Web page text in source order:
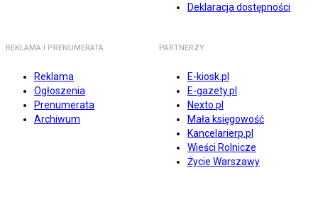
Deklaracja dostępności
REKLAMA I PRENUMERATA
Reklama
Ogłoszenia
Prenumerata
Archiwum
PARTNERZY
E-kiosk.pl
E-gazety.pl
Nexto.pl
Mała księgowość
Kancelarierp.pl
Wieści Rolnicze
Życie Warszawy